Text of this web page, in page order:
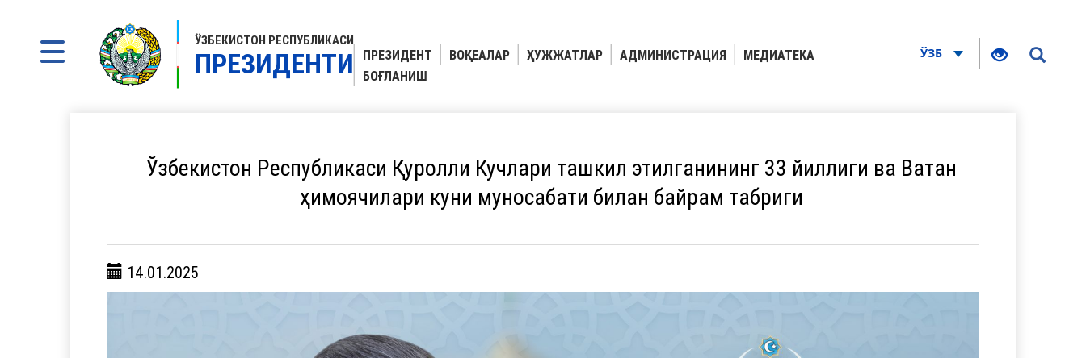
ЎЗБЕКИСТОН РЕСПУБЛИКАСИ
ПРЕЗИДЕНТИ ПРЕЗИДЕНТ ВОҚЕАЛАР ҲУЖЖАТЛАР АДМИНИСТРАЦИЯ
МЕДИАТЕКА
БОҒЛАНИШ
ЎЗБ
Ўзбекистон Республикаси Қуролли Кучлари ташкил этилганининг 33 йиллиги ва Ватан
ҳимоячилари куни муносабати билан байрам табриги
14.01.2025